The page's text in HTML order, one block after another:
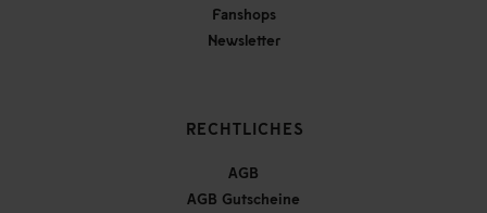
Fanshops
Newsletter
RECHTLICHES
AGB
AGB Gutscheine